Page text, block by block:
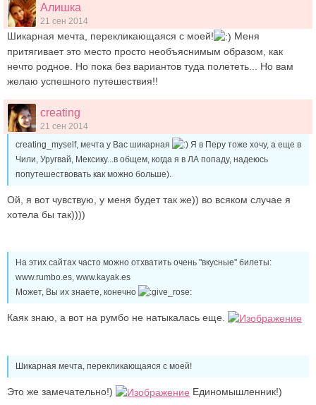
Алишка
21 сен 2014
Шикарная мечта, перекликающаяся с моей!
Меня
притягивает это место просто необъяснимым образом, как
нечто родное. Но пока без вариантов туда полететь... Но вам
желаю успешного путешествия!!
creating
21 сен 2014
creating_myself, мечта у Вас шикарная
Я в Перу тоже хочу, а еще в
Чили, Уругвай, Мексику...в общем, когда я в ЛА попаду, надеюсь
попутешествовать как можно больше).
Ой, я вот чувствую, у меня будет так же)) во всяком случае я
хотела бы так))))
На этих сайтах часто можно отхватить очень "вкусные" билеты:
www.rumbo.es, www.kayak.es
Может, Вы их знаете, конечно
Каяк знаю, а вот на румбо не натыкалась еще.
Шикарная мечта, перекликающаяся с моей!
Это же замечательно!) Единомышленник!)